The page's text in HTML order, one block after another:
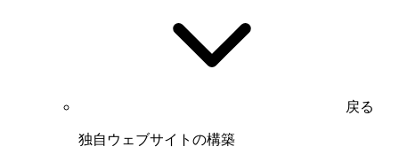
戻る
独自ウェブサイトの構築